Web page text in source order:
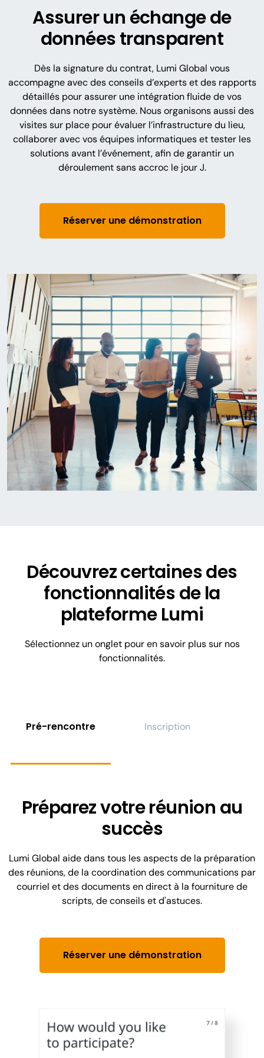
Assurer un échange de
données transparent
Dès la signature du contrat, Lumi Global vous
accompagne avec des conseils d’experts et des rapports
détaillés pour assurer une intégration fluide de vos
données dans notre système. Nous organisons aussi des
visites sur place pour évaluer l’infrastructure du lieu,
collaborer avec vos équipes informatiques et tester les
solutions avant l’événement, afin de garantir un
déroulement sans accroc le jour J.
Réserver une démonstration
Découvrez certaines des
fonctionnalités de la
plateforme Lumi
Sélectionnez un onglet pour en savoir plus sur nos
fonctionnalités.
Pré-rencontre Inscription
Préparez votre réunion au
succès
Lumi Global aide dans tous les aspects de la préparation
des réunions, de la coordination des communications par
courriel et des documents en direct à la fourniture de
scripts, de conseils et d'astuces.
Réserver une démonstration